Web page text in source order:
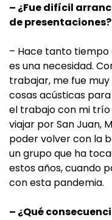
– ¿Fue difícil
de presentaciones?
– Hace tanto tiempo
es una necesidad.
trabajar, me fue
cosas acústicas
el trabajo con mi trío
viajar por San Juan,
poder volver con la
un grupo que ha
estos años, cuando
con esta pandemia.
– ¿Qué